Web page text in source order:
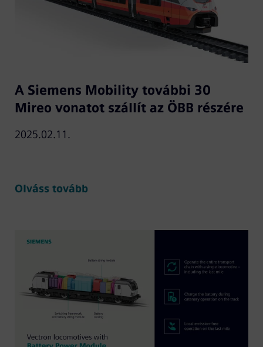
A Siemens Mobility további 30
Mireo vonatot szállít az ÖBB részére
2025.02.11.
Olváss tovább